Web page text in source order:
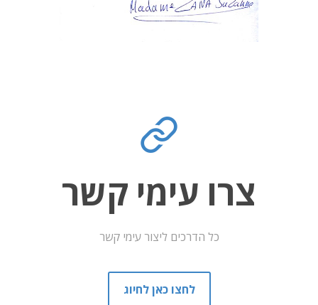
צרו עימי קשר
כל הדרכים ליצור עימי קשר
לחצו כאן לחיוג